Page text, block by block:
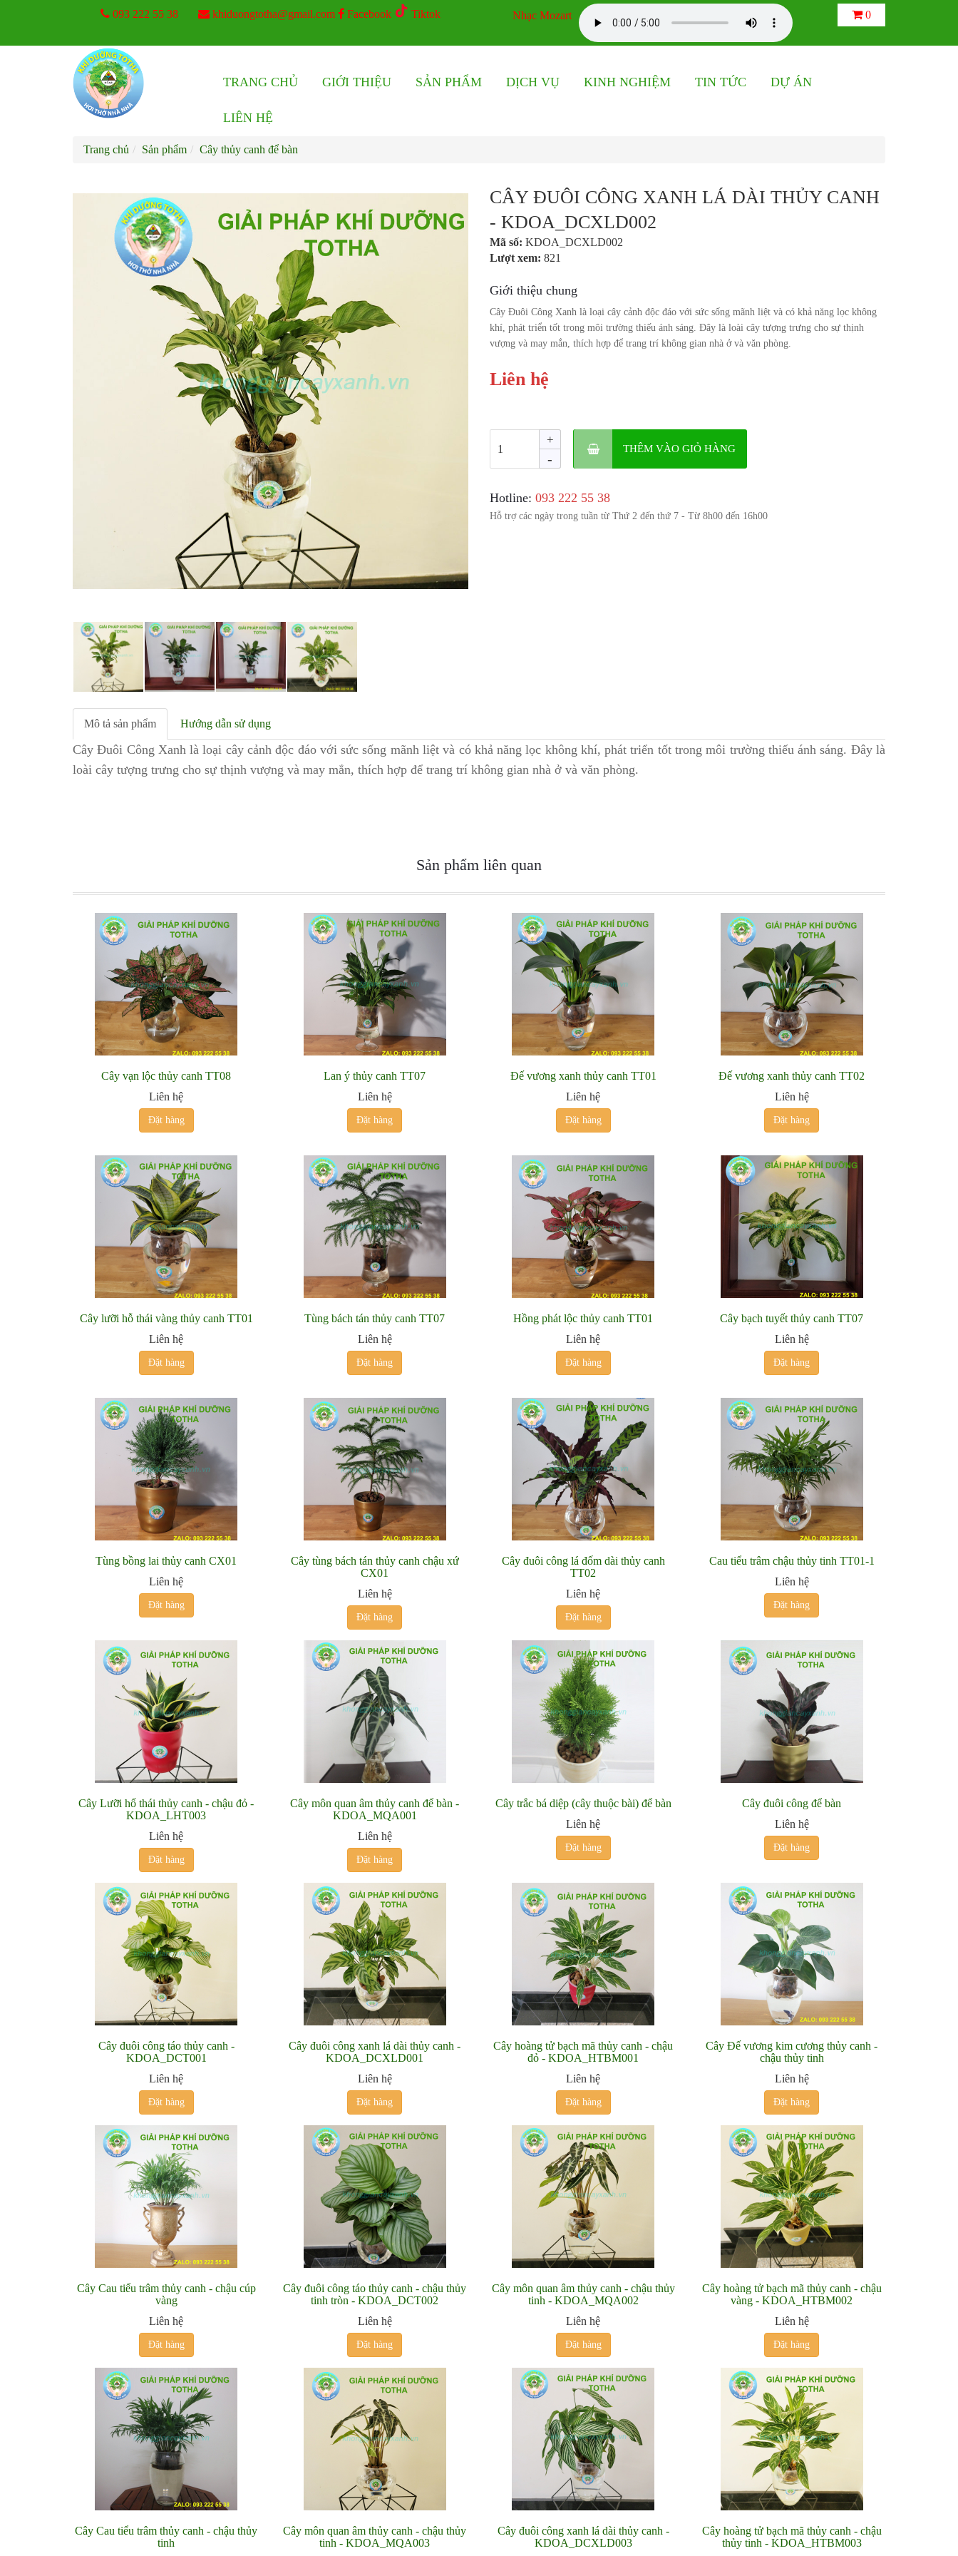
093 222 55 38 khiduongtotha@gmail.com Facebook Tiktok Nhạc Mozart 0
TRANG CHỦ GIỚI THIỆU SẢN PHẨM DỊCH VỤ KINH NGHIỆM TIN TỨC DỰ ÁN
LIÊN HỆ
Trang chủ Sản phẩm Cây thủy canh để bàn
CÂY ĐUÔI CÔNG XANH LÁ DÀI THỦY CANH
- KDOA_DCXLD002
Mã số: KDOA_DCXLD002
Lượt xem: 821
Giới thiệu chung
Cây Đuôi Công Xanh là loại cây cảnh độc đáo với sức sống mãnh liệt và có khả năng lọc không
khí, phát triển tốt trong môi trường thiếu ánh sáng. Đây là loài cây tượng trưng cho sự thịnh
vượng và may mắn, thích hợp để trang trí không gian nhà ở và văn phòng.
Liên hệ
-
+
THÊM VÀO GIỎ HÀNG
Hotline: ‎093 222 55 38
Hỗ trợ các ngày trong tuần từ Thứ 2 đến thứ 7 - Từ 8h00 đến 16h00
Mô tả sản phẩm Hướng dẫn sử dụng
Cây Đuôi Công Xanh là loại cây cảnh độc đáo với sức sống mãnh liệt và có khả năng lọc không khí, phát triển tốt trong môi trường thiếu ánh sáng. Đây là
loài cây tượng trưng cho sự thịnh vượng và may mắn, thích hợp để trang trí không gian nhà ở và văn phòng.
Sản phẩm liên quan
Cây vạn lộc thủy canh TT08
Liên hệ
Đặt hàng
Lan ý thủy canh TT07
Liên hệ
Đặt hàng
Đế vương xanh thủy canh TT01
Liên hệ
Đặt hàng
Đế vương xanh thủy canh TT02
Liên hệ
Đặt hàng
Cây lưỡi hỗ thái vàng thủy canh TT01
Liên hệ
Đặt hàng
Tùng bách tán thủy canh TT07
Liên hệ
Đặt hàng
Hồng phát lộc thủy canh TT01
Liên hệ
Đặt hàng
Cây bạch tuyết thủy canh TT07
Liên hệ
Đặt hàng
Tùng bồng lai thủy canh CX01
Liên hệ
Đặt hàng
Cây tùng bách tán thủy canh chậu xứ
CX01
Liên hệ
Đặt hàng
Cây đuôi công lá đốm dài thủy canh
TT02
Liên hệ
Đặt hàng
Cau tiểu trâm chậu thủy tinh TT01-1
Liên hệ
Đặt hàng
Cây Lưỡi hổ thái thủy canh - chậu đỏ -
KDOA_LHT003
Liên hệ
Đặt hàng
Cây môn quan âm thủy canh để bàn -
KDOA_MQA001
Liên hệ
Đặt hàng
Cây trắc bá diệp (cây thuộc bài) để bàn
Liên hệ
Đặt hàng
Cây đuôi công để bàn
Liên hệ
Đặt hàng
Cây đuôi công táo thủy canh -
KDOA_DCT001
Liên hệ
Đặt hàng
Cây đuôi công xanh lá dài thủy canh -
KDOA_DCXLD001
Liên hệ
Đặt hàng
Cây hoàng tử bạch mã thủy canh - chậu
đỏ - KDOA_HTBM001
Liên hệ
Đặt hàng
Cây Đế vương kim cương thủy canh -
chậu thủy tinh
Liên hệ
Đặt hàng
Cây Cau tiểu trâm thủy canh - chậu cúp
vàng
Liên hệ
Đặt hàng
Cây đuôi công táo thủy canh - chậu thủy
tinh tròn - KDOA_DCT002
Liên hệ
Đặt hàng
Cây môn quan âm thủy canh - chậu thủy
tinh - KDOA_MQA002
Liên hệ
Đặt hàng
Cây hoàng tử bạch mã thủy canh - chậu
vàng - KDOA_HTBM002
Liên hệ
Đặt hàng
Cây Cau tiểu trâm thủy canh - chậu thủy
tinh
Cây môn quan âm thủy canh - chậu thủy
tinh - KDOA_MQA003
Cây đuôi công xanh lá dài thủy canh -
KDOA_DCXLD003
Cây hoàng tử bạch mã thủy canh - chậu
thủy tinh - KDOA_HTBM003